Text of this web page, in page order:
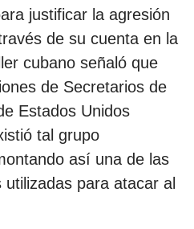
justificar la agresión
de su cuenta en la
cubano señaló que
de Secretarios de
Estados Unidos
tal grupo
así una de las
para atacar al